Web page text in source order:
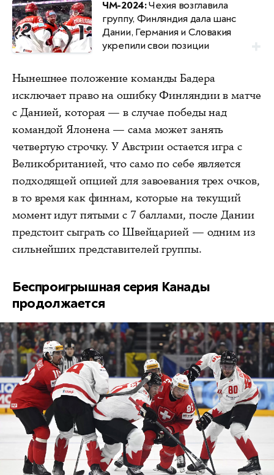
ЧМ-2024:Чехия возглавила
группу, Финляндия дала шанс
Дании, Германия и Словакия
укрепили свои позиции
Нынешнее положение команды Бадера
исключает право на ошибку Финляндии в матче
с Данией, которая — в случае победы над
командой Ялонена — сама может занять
четвертую строчку. У Австрии остается игра с
Великобританией, что само по себе является
подходящей опцией для завоевания трех очков,
в то время как финнам, которые на текущий
момент идут пятыми с 7 баллами, после Дании
предстоит сыграть со Швейцарией — одним из
сильнейших представителей группы.
Беспроигрышная серия Канады
продолжается